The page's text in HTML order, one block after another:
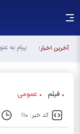
آخرین اخبار:
پیام به
فیلم عمومی
کد خبر: ۱۱۰